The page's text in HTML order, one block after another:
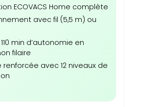
ECOVACS Home complète
avec fil (5,5 m) ou
min d’autonomie en
filaire
renforcée avec 12 niveaux de